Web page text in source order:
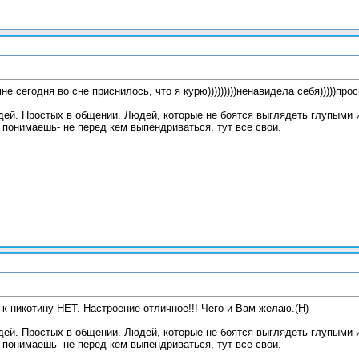
сегодня во сне приснилось, что я курю)))))))))ненавидела
Простых в общении. Людей, которые не боятся выглядеть
не перед кем выпендриваться, тут все свои.
к никотину НЕТ. Настроение отличное!!! Чего и Вам желаю.(H)
Простых в общении. Людей, которые не боятся выглядеть
не перед кем выпендриваться, тут все свои.